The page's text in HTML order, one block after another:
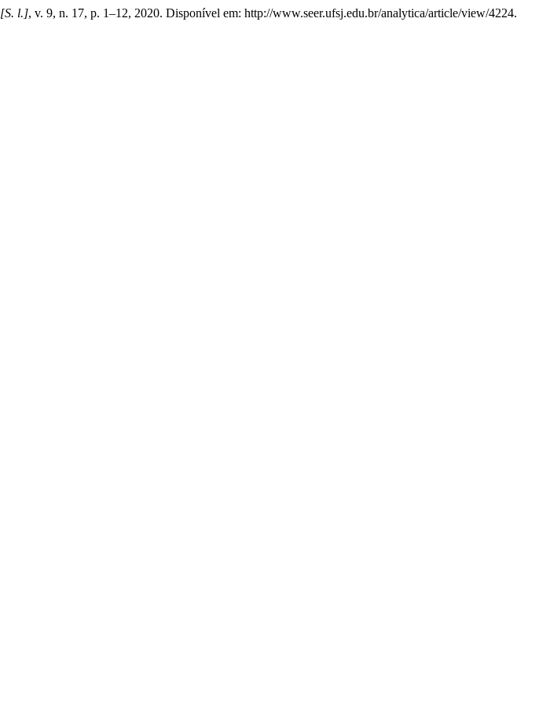
[S. l.], v. 9, n. 17, p. 1–12, 2020. Disponível em: http://www.seer.ufsj.edu.br/analytica/article/view/4224.